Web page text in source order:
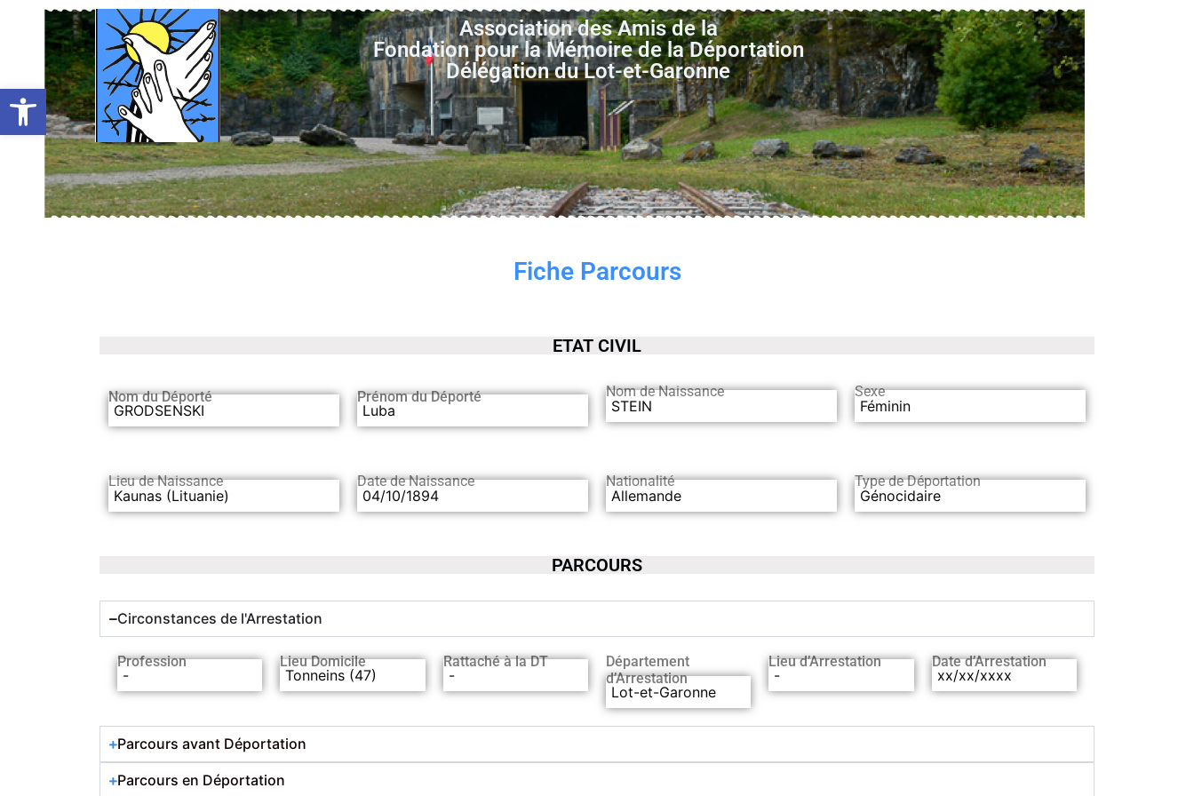
Ouvrir la barre d’outils
Association des Amis de la
Fondation pour la Mémoire de la Déportation
Délégation du Lot-et-Garonne
Fiche Parcours
ETAT CIVIL
Nom du Déporté
GRODSENSKI
Prénom du Déporté
Luba
Nom de Naissance
STEIN
Sexe
Féminin
Lieu de Naissance
Kaunas (Lituanie)
Date de Naissance
04/10/1894
Nationalité
Allemande
Type de Déportation
Génocidaire
PARCOURS
Circonstances de l'Arrestation
Profession
-
Lieu Domicile
Tonneins (47)
Rattaché à la DT
-
Département
d’Arrestation
Lot-et-Garonne
Lieu d’Arrestation
-
Date d’Arrestation
xx/xx/xxxx
Parcours avant Déportation
Parcours en Déportation